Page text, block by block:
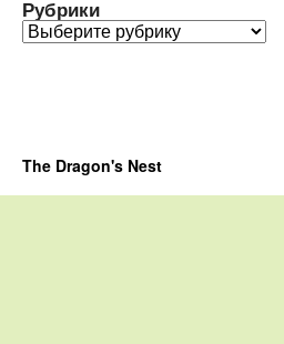
Рубрики
Рубрики
The Dragon's Nest